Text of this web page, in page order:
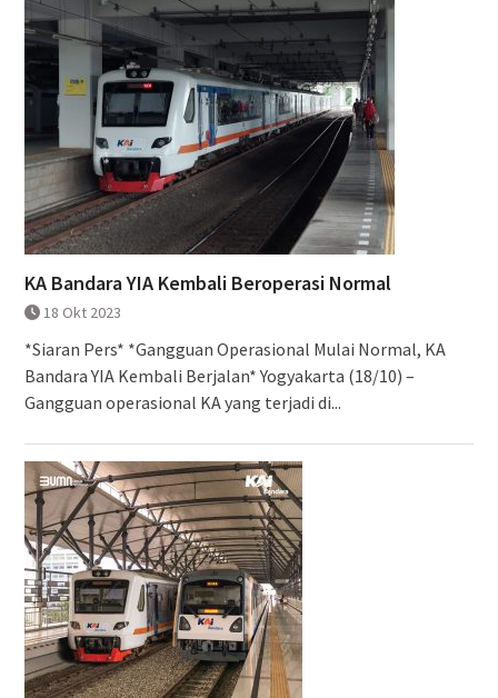
KA Bandara YIA Kembali Beroperasi Normal
18 Okt 2023
*Siaran Pers* *Gangguan Operasional Mulai Normal, KA
Bandara YIA Kembali Berjalan* Yogyakarta (18/10) –
Gangguan operasional KA yang terjadi di...